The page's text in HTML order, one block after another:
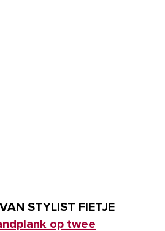
STYLIST FIETJE
op twee